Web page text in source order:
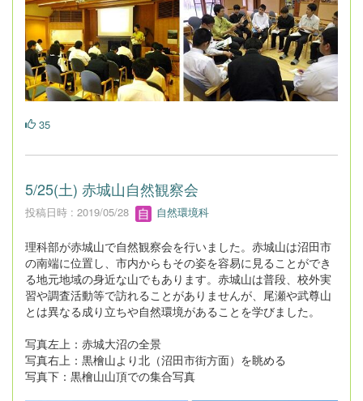
35
5/25(土) 赤城山自然観察会
投稿日時 : 2019/05/28 自然環境科
理科部が赤城山で自然観察会を行いました。赤城山は沼田市
の南端に位置し、市内からもその姿を容易に見ることができ
る地元地域の身近な山でもあります。赤城山は普段、校外実
習や調査活動等で訪れることがありませんが、尾瀬や武尊山
とは異なる成り立ちや自然環境があることを学びました。
写真左上：赤城大沼の全景
写真右上：黒檜山より北（沼田市街方面）を眺める
写真下：黒檜山山頂での集合写真